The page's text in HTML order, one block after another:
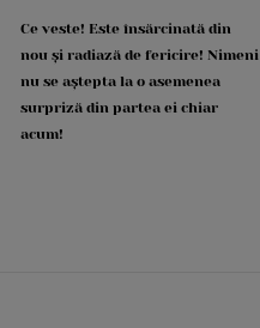
Ce veste! Este însărcinată din
nou și radiază de fericire! Nimeni
nu se aștepta la o asemenea
surpriză din partea ei chiar
acum!